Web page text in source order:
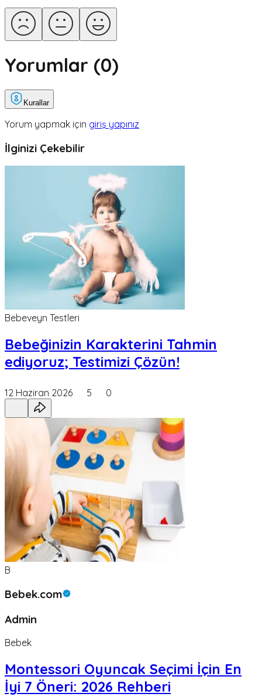
Yorumlar (0)
Kurallar
Yorum yapmak için giriş yapınız
İlginizi Çekebilir
Bebeveyn Testleri
Bebeğinizin Karakterini Tahmin
ediyoruz; Testimizi Çözün!
12 Haziran 2026 5 0
B
Bebek.com
Admin
Bebek
Montessori Oyuncak Seçimi İçin En
İyi 7 Öneri: 2026 Rehberi